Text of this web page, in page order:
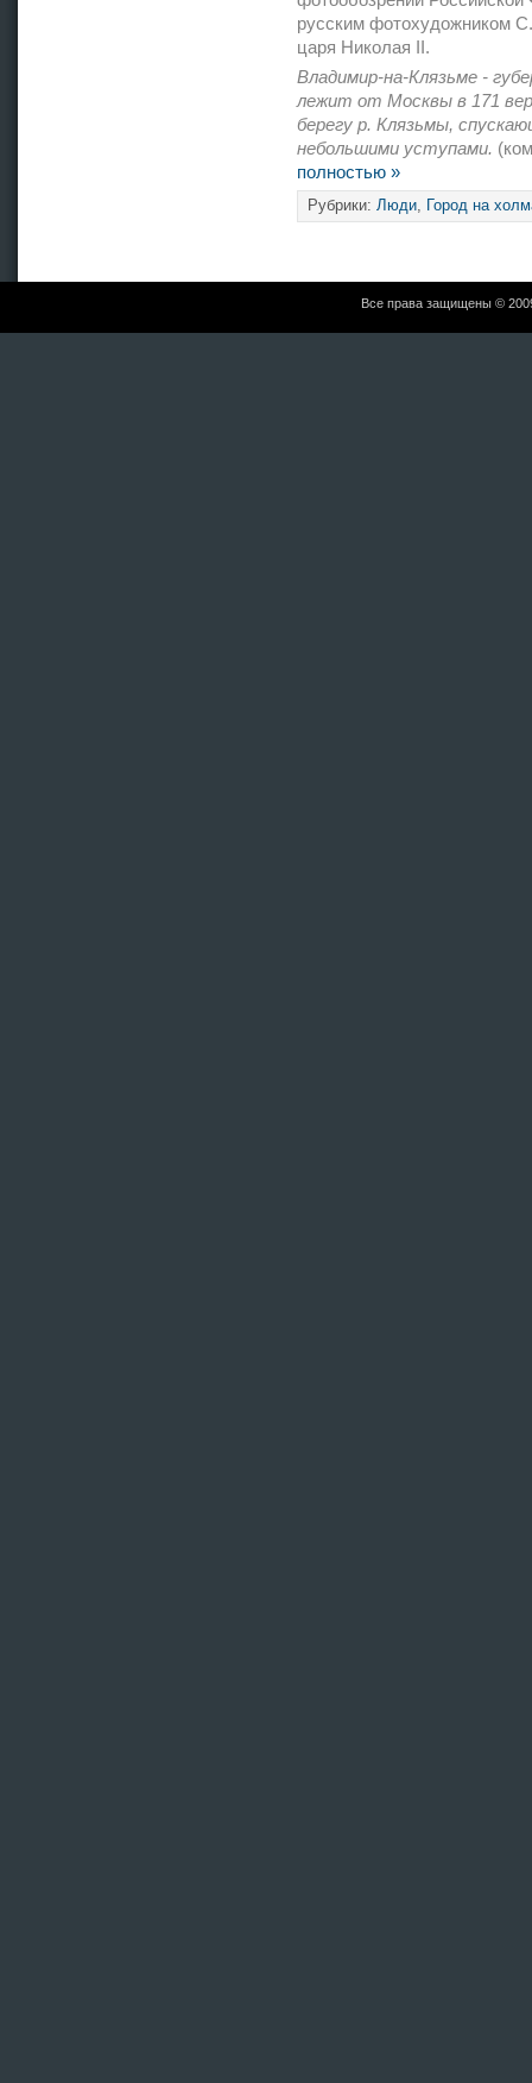
русским фотохудожником
царя Николая II.
Владимир-на-Клязьме -
лежит от Москвы в 171
берегу р. Клязьмы,
небольшими уступами.
полностью »
Рубрики: Люди, Город на
Все права защищены ©